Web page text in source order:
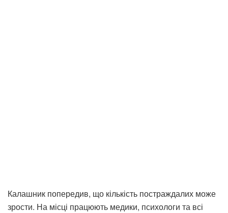
Калашник попередив, що кількість постраждалих може
зрости. На місці працюють медики, психологи та всі